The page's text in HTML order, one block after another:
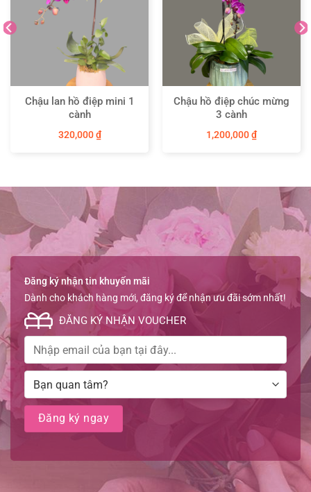
Chậu lan hồ điệp mini 1
cành
320,000₫
Chậu hồ điệp chúc mừng
3 cành
1,200,000₫
Đăng ký nhận tin khuyến mãi
Dành cho khách hàng mới, đăng ký để nhận ưu đãi sớm nhất!
ĐĂNG KÝ NHẬN VOUCHER